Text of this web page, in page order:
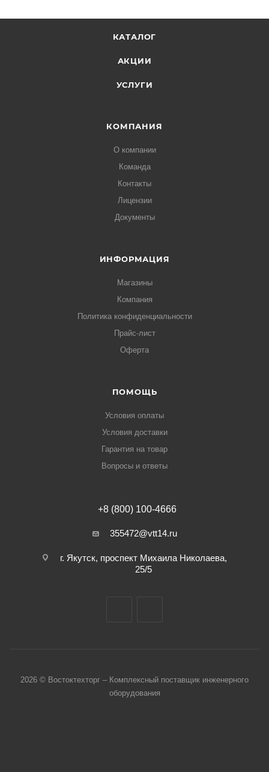
КАТАЛОГ
АКЦИИ
УСЛУГИ
КОМПАНИЯ
О компании
Команда
Контакты
Лицензии
Документы
ИНФОРМАЦИЯ
Магазины
Компания
Политика конфиденциальности
Прайс-лист
Оферта
ПОМОЩЬ
Условия оплаты
Условия доставки
Гарантия на товар
Вопросы и ответы
+8 (800) 100-4666
355472@vtt14.ru
г. Якутск, проспект Михаила Николаева,
25/5
2026 © Востоктехторг – Комплексный поставщик инженерного
оборудования